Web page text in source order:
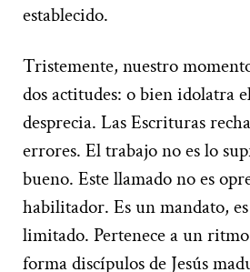
establecido.
Tristemente, nuestro
dos actitudes: o bien idolatra
desprecia. Las Escrituras
errores. El trabajo no es lo
bueno. Este llamado no es
habilitador. Es un mandato,
limitado. Pertenece a un
forma discípulos de Jesús